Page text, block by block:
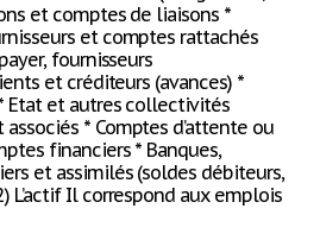
et comptes de liaisons *
et comptes rattachés
fournisseurs
et créditeurs (avances) *
Etat et autres collectivités
* Comptes d’attente ou
financiers * Banques,
et assimilés (soldes débiteurs,
L’actif Il correspond aux emplois